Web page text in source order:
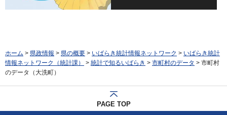
ホーム > 県政情報 > 県の概要 > いばらき統計情報ネットワーク > いばらき統計
情報ネットワーク（統計課）
> 統計で知るいばらき > 市町村のデータ > 市町村
のデータ（大洗町）
PAGE TOP